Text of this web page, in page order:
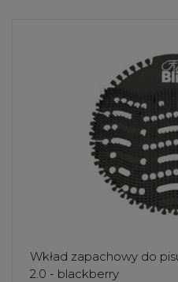
Wkład zapachowy do
2.0 - blackberry